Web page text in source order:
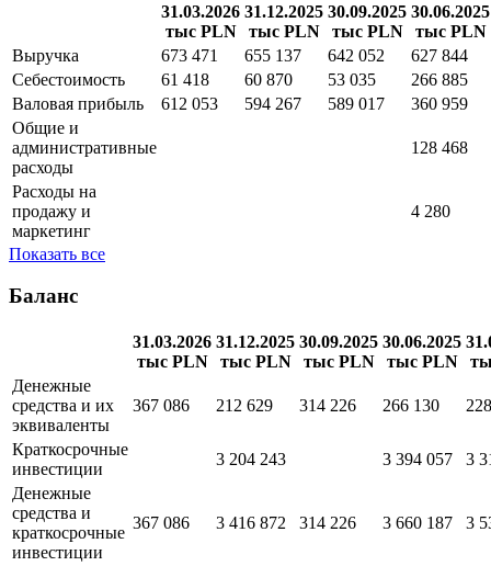
31.03.2026
тыс PLN
31.12.2025
тыс PLN
30.09.2025
тыс PLN
30.06.2025
тыс PLN
Выручка
673 471 655 137 642 052
627 844
Себестоимость
61 418 60 870 53 035
266 885
Валовая прибыль
612 053 594 267 589 017
360 959
Общие и
административные
расходы
128 468
Расходы на
продажу и
маркетинг
4 280
Показать все
Баланс
31.03.2026
тыс PLN
31.12.2025
тыс PLN
30.09.2025
тыс PLN
30.06.2025
тыс PLN
Денежные
средства и их
эквиваленты
367 086 212 629 314 226 266 130
Краткосрочные
инвестиции
3 204 243 3 394 057
3
Денежные
средства и
краткосрочные
инвестиции
367 086 3 416 872 314 226 3 660 187 3